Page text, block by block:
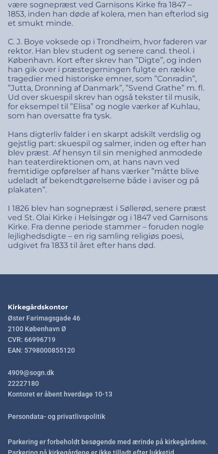
være sognepræst ved Garnisons Kirke fra 1847 –
1853, inden han døde af kolera, men han efterlod sig
et smukt minde.
C. J. Boye voksede op i Trondheim, hvor faderen var
rektor. Han blev student og senere cand. theol. i
København. Kort efter skrev han ”Digte”, og inden
han gik over i præstegerningen fulgte en række
tragedier med historiske emner, som ”Conradin”,
”Jutta, Dronning af Danmark”, ”Svend Grathe” m. fl.
Ud over skuespil skrev han også tekster til musik,
for eksempel til ”Elisa” og nogle værker af Kuhlau,
som han oversatte fra tysk.
Hans digterliv falder i en skarpt adskilt verdslig og
gejstlig part: skuespil og salmer, inden og efter han
blev præst. Af hensyn til sin menighed anmodede
han teaterdirektionen om, at hans navn ved
fremtidige opførelser af hans værker ”måtte blive
udeladt af bekendtgørelserne både i aviser og på
plakaten”.
I 1826 blev han sognepræst i Søllerød, senere præst
ved St. Olai Kirke i Helsingør og i 1847 ved Garnisons
Kirke. Fra denne periode stammer – foruden nogle
lejlighedsdigte – en rig samling religiøs poesi,
udgivet fra 1833 til året efter hans død.
Kirkegårdskontor
Øster Farimagsgade 46
2100 København Ø
CVR: 66996719
EAN: 5798000855120
4909@sogn.dk
22227180
Kontoret er åbent hverdage 10-13
Persondata- og privatlivspolitik
Parkering er forbeholdt besøgende med ærinde på kirkegårdene.